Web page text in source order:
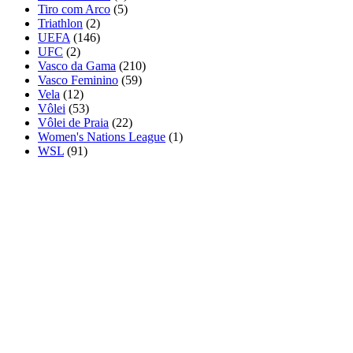
Tiro com Arco (5)
Triathlon (2)
UEFA (146)
UFC (2)
Vasco da Gama (210)
Vasco Feminino (59)
Vela (12)
Vôlei (53)
Vôlei de Praia (22)
Women's Nations League (1)
WSL (91)